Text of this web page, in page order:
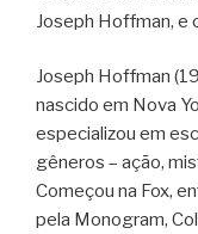
Joseph Hoffman, e
Joseph Hoffman
nascido em Nova
especializou em
gêneros – ação,
Começou na Fox,
pela Monogram,